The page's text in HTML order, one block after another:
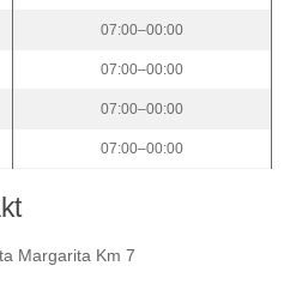
07:00–00:00
07:00–00:00
07:00–00:00
07:00–00:00
Margarita Km 7